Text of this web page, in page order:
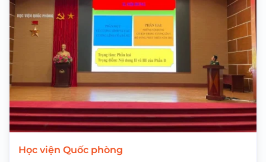
Học viện Quốc phòng